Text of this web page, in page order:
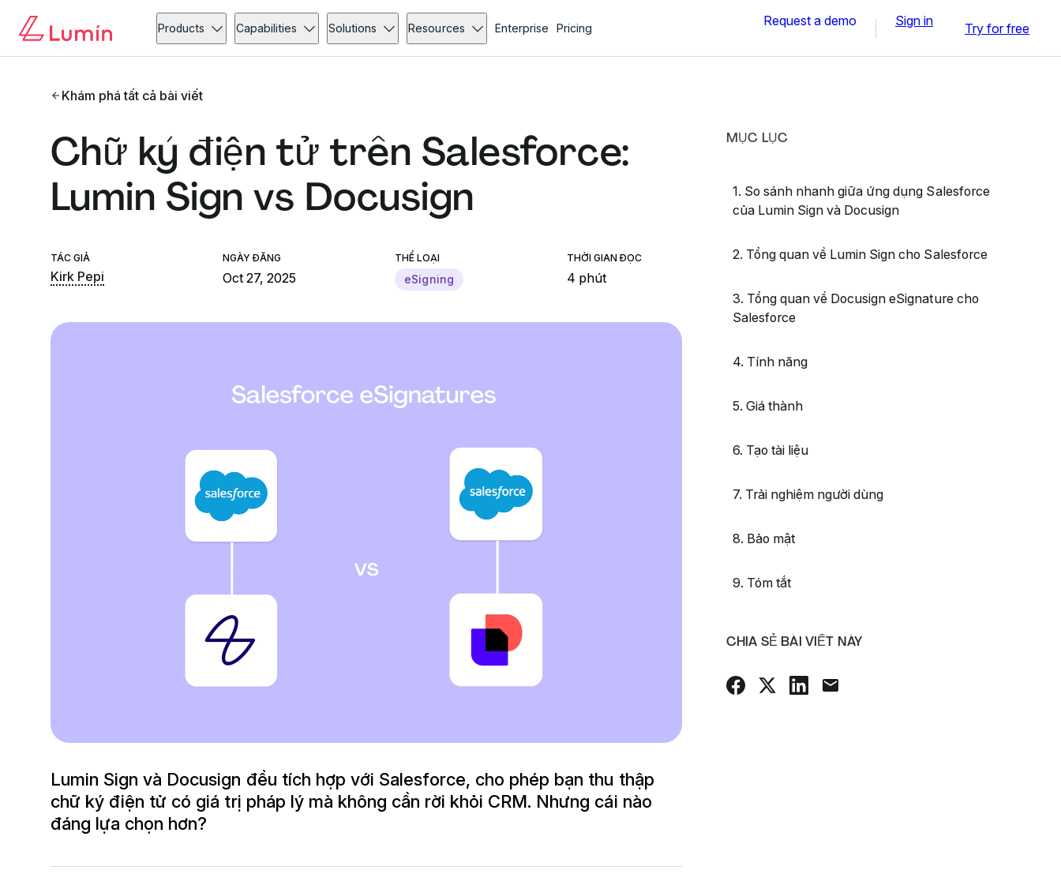
Products Capabilities Solutions Resources Enterprise Pricing Request a demo Sign in Try for free
Khám phá tất cả bài viết
Chữ ký điện tử trên Salesforce:
Lumin Sign vs Docusign
TÁC GIẢ
Kirk Pepi
NGÀY ĐĂNG
Oct 27, 2025
THỂ LOẠI
eSigning
THỜI GIAN ĐỌC
4 phút
Lumin Sign và Docusign đều tích hợp với Salesforce, cho phép bạn thu thập
chữ ký điện tử có giá trị pháp lý mà không cần rời khỏi CRM. Nhưng cái nào
đáng lựa chọn hơn?
MỤC LỤC
1. So sánh nhanh giữa ứng dụng Salesforce
của Lumin Sign và Docusign
2. Tổng quan về Lumin Sign cho Salesforce
3. Tổng quan về Docusign eSignature cho
Salesforce
4. Tính năng
5. Giá thành
6. Tạo tài liệu
7. Trải nghiệm người dùng
8. Bảo mật
9. Tóm tắt
CHIA SẺ BÀI VIẾT NÀY